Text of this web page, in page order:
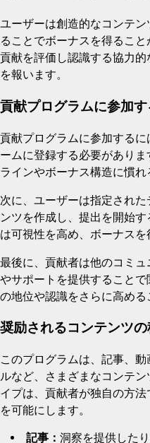
ユーザーは創造的なコンテ
ることでボーナスを得ること
貢献を評価し認識する協力
を報います。
貢献プログラムに参加
貢献プログラムに参加する
ームに登録する必要があり
ラインやボーナス構造に慣れ
次に、ユーザーは指定され
ンツを作成し、提出を開始
は可視性を高め、ボーナスを
最後に、貢献者は他のコミ
やサポートを提供すること
の地位や認識をさらに高める
奨励されるコンテンツ
このプログラムは、記事、
ルなど、さまざまなコンテ
イプは、貢献者が独自の方
を可能にします。
記事： 洞察を提供した